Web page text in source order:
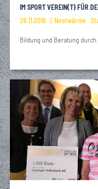
IM SPORT VEREIN(T) FÜR
26.11.2018
Nestwärme
Bildung und Beratung